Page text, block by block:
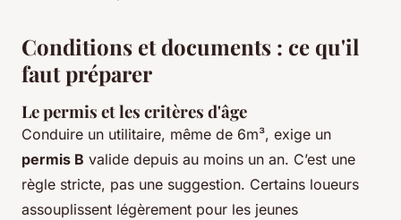
Conditions et documents : ce qu'il
faut préparer
Le permis et les critères d'âge
Conduire un utilitaire, même de 6m³, exige un
permis B valide depuis au moins un an. C’est une
règle stricte, pas une suggestion. Certains loueurs
assouplissent légèrement pour les jeunes